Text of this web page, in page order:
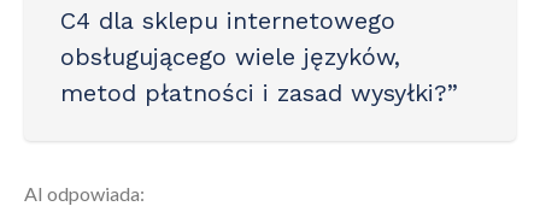
C4 dla sklepu internetowego
obsługującego wiele języków,
metod płatności i zasad wysyłki?”
AI odpowiada: